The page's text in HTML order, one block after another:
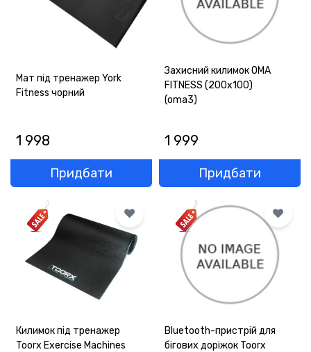
Мат під тренажер York
Fitness чорний
1 998
Придбати
Захисний килимок OMA
FITNESS (200x100)
(oma3)
1 999
Придбати
Килимок під тренажер
Toorx Exercise Machines
Bluetooth-пристрій для
бігових доріжок Toorx